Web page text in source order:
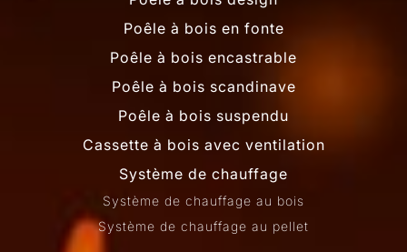
Poêle à bois en fonte
Poêle à bois encastrable
Poêle à bois scandinave
Poêle à bois suspendu
Cassette à bois avec ventilation
Système de chauffage
Système de chauffage au bois
Système de chauffage au pellet